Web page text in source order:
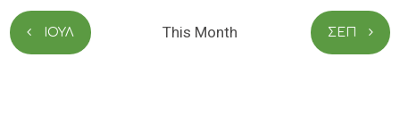
o
n
v
g
ο
υ
ΙΟΎΛ This Month ΣΕΠ